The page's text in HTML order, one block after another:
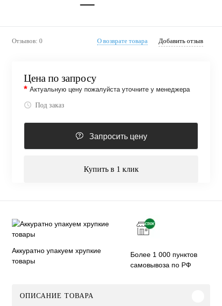
Отзывов: 0 О возврате товара Добавить отзыв
Цена по запросу
* Актуальную цену пожалуйста уточните у менеджера
Под заказ
Запросить цену
Купить в 1 клик
Аккуратно упакуем хрупкие
товары
Более 1 000 пунктов
самовывоза по РФ
ОПИСАНИЕ ТОВАРА